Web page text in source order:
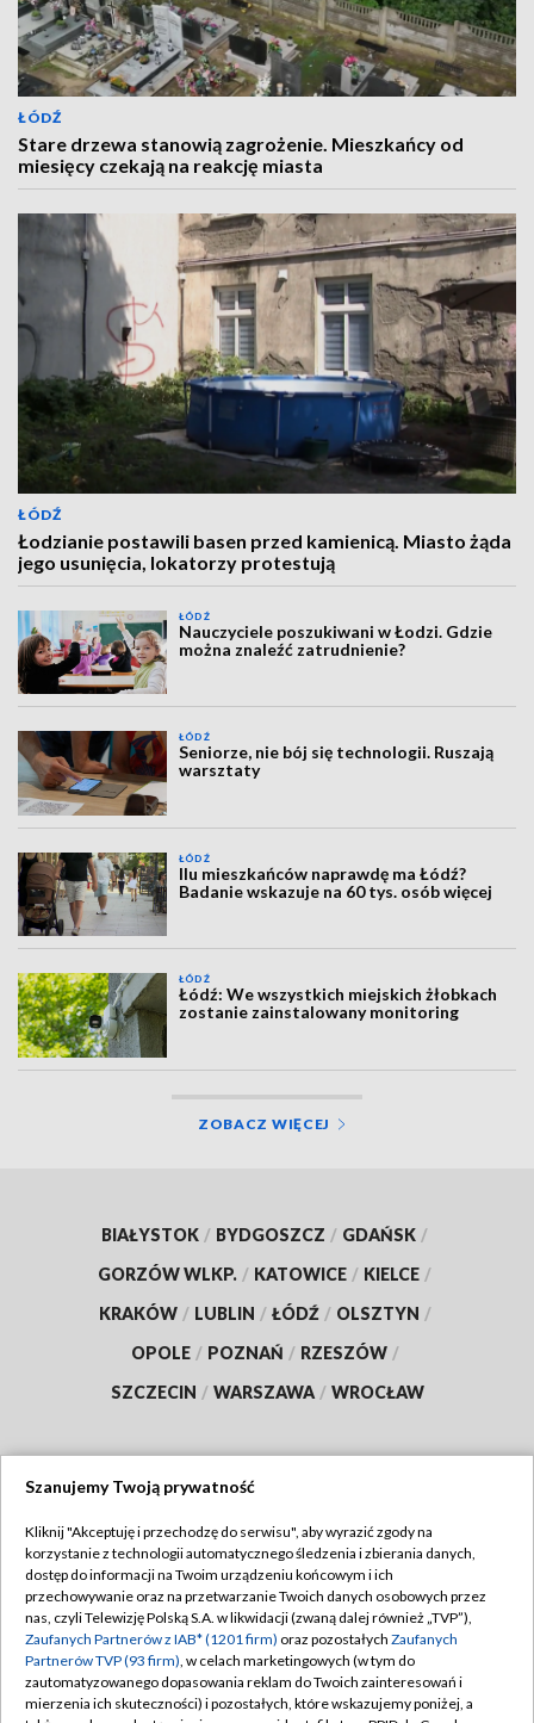
ŁÓDŹ
Stare drzewa stanowią zagrożenie. Mieszkańcy od
miesięcy czekają na reakcję miasta
ŁÓDŹ
Łodzianie postawili basen przed kamienicą. Miasto żąda
jego usunięcia, lokatorzy protestują
ŁÓDŹ
Nauczyciele poszukiwani w Łodzi. Gdzie
można znaleźć zatrudnienie?
ŁÓDŹ
Seniorze, nie bój się technologii. Ruszają
warsztaty
ŁÓDŹ
Ilu mieszkańców naprawdę ma Łódź?
Badanie wskazuje na 60 tys. osób więcej
ŁÓDŹ
Łódź: We wszystkich miejskich żłobkach
zostanie zainstalowany monitoring
ZOBACZ WIĘCEJ
BIAŁYSTOK / BYDGOSZCZ / GDAŃSK /
GORZÓW WLKP. / KATOWICE / KIELCE /
KRAKÓW / LUBLIN / ŁÓDŹ / OLSZTYN /
OPOLE / POZNAŃ / RZESZÓW /
SZCZECIN / WARSZAWA / WROCŁAW
TVP
Abonament TVP
Emisja w TVP
Centrum informacji TVP
Naziemna Telewizja Cyfrowa
Regulamin TVP
Polityka prywatności
Moje zgody
Pomoc
Szanujemy Twoją prywatność
Kliknij "Akceptuję i przechodzę do serwisu", aby wyrazić zgody na
korzystanie z technologii automatycznego śledzenia i zbierania danych,
dostęp do informacji na Twoim urządzeniu końcowym i ich
przechowywanie oraz na przetwarzanie Twoich danych osobowych przez
nas, czyli Telewizję Polską S.A. w likwidacji (zwaną dalej również „TVP”),
Zaufanych Partnerów z IAB* (1201 firm) oraz pozostałych Zaufanych
Partnerów TVP (93 firm), w celach marketingowych (w tym do
zautomatyzowanego dopasowania reklam do Twoich zainteresowań i
mierzenia ich skuteczności) i pozostałych, które wskazujemy poniżej, a